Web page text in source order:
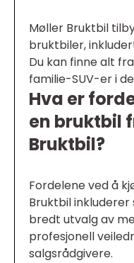
Møller Bruktbil
bruktbiler,
Du kan finne alt
familie-SUV-er i
Hva er
en bruktbil
Bruktbil?
Fordelene ved å
Bruktbil
bredt utvalg av
profesjonell
salgsrådgivere.